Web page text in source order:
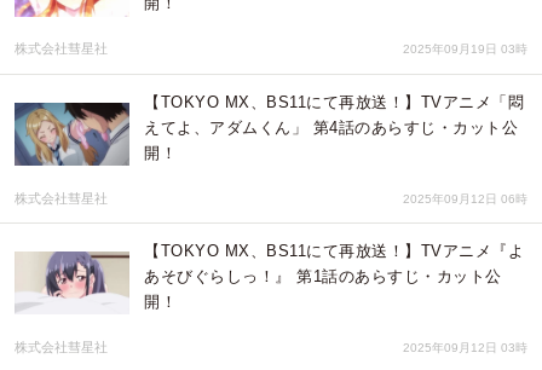
株式会社彗星社 2025年09月19日 03時
【TOKYO MX、BS11にて再放送！】TVアニメ「悶
えてよ、アダムくん」 第4話のあらすじ・カット公
開！
株式会社彗星社 2025年09月12日 06時
【TOKYO MX、BS11にて再放送！】TVアニメ『よ
あそびぐらしっ！』 第1話のあらすじ・カット公
開！
株式会社彗星社 2025年09月12日 03時